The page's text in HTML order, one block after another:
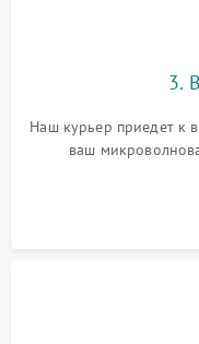
3.
Наш курьер приедет к
ваш